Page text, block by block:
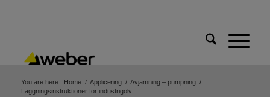
You are here: Home / Applicering / Avjämning – pumpning /
Läggningsinstruktioner för industrigolv